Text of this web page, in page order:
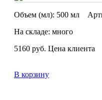
Объем (мл): 500 мл
На складе: много
5160 руб. Цена клиента
В корзину